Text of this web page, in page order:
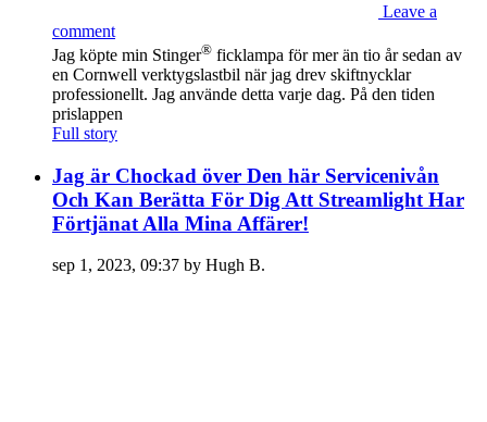
Leave a
comment
Jag köpte min Stinger® ficklampa för mer än tio år sedan av
en Cornwell verktygslastbil när jag drev skiftnycklar
professionellt. Jag använde detta varje dag. På den tiden
prislappen
Full story
Jag är Chockad över Den här Servicenivån
Och Kan Berätta För Dig Att Streamlight Har
Förtjänat Alla Mina Affärer!
sep 1, 2023, 09:37 by Hugh B.